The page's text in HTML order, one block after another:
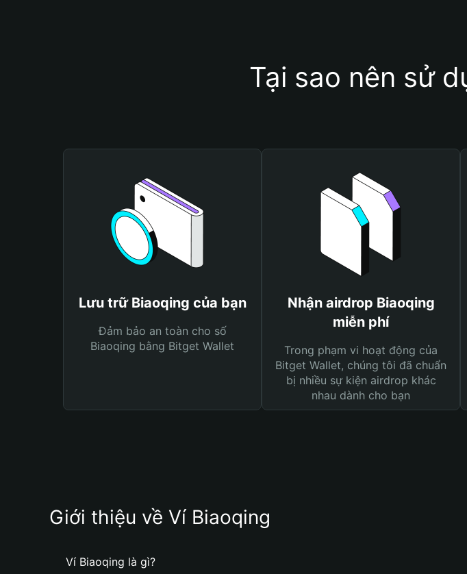
Tại sao nên sử
Lưu trữ Biaoqing của bạn
Đảm bảo an toàn cho số
Biaoqing bằng Bitget Wallet
Nhận airdrop Biaoqing
miễn phí
Trong phạm vi hoạt động của
Bitget Wallet, chúng tôi đã chuẩn
bị nhiều sự kiện airdrop khác
nhau dành cho bạn
Giới thiệu về Ví Biaoqing
Ví Biaoqing là gì?